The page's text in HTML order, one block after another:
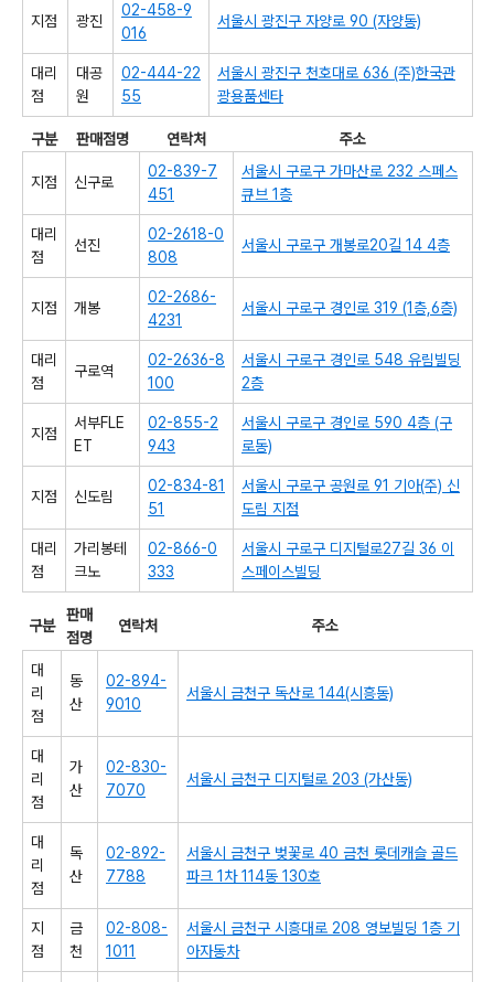
지점 광진
02-458-9
016
서울시 광진구 자양로 90 (자양동)
대리
점
대공
원
02-444-22
55
서울시 광진구 천호대로 636 (주)한국관
광용품센타
구분 판매점명 연락처 주소
지점 신구로
02-839-7
451
서울시 구로구 가마산로 232 스페스
큐브 1층
대리
점
선진
02-2618-0
808
서울시 구로구 개봉로20길 14 4층
지점 개봉
02-2686-
4231
서울시 구로구 경인로 319 (1층,6층)
대리
점
구로역
02-2636-8
100
서울시 구로구 경인로 548 유림빌딩
2층
지점
서부FLE
ET
02-855-2
943
서울시 구로구 경인로 590 4층 (구
로동)
지점 신도림
02-834-81
51
서울시 구로구 공원로 91 기아(주) 신
도림 지점
대리
점
가리봉테
크노
02-866-0
333
서울시 구로구 디지털로27길 36 이
스페이스빌딩
구분
판매
점명
연락처 주소
대
리
점
동
산
02-894-
9010
서울시 금천구 독산로 144(시흥동)
대
리
점
가
산
02-830-
7070
서울시 금천구 디지털로 203 (가산동)
대
리
점
독
산
02-892-
7788
서울시 금천구 벚꽃로 40 금천 롯데캐슬 골드
파크 1차 114동 130호
지
점
금
천
02-808-
1011
서울시 금천구 시흥대로 208 영보빌딩 1층 기
아자동차